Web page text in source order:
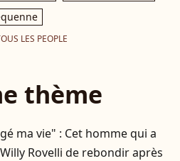
LES PEOPLE
thème
ma vie" : Cet homme qui a
Rovelli de rebondir après